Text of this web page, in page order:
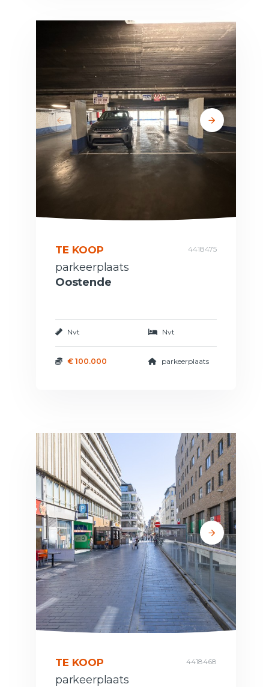
TE KOOP 4418475
parkeerplaats
Oostende
Nvt Nvt
€ 100.000 parkeerplaats
TE KOOP 4418468
parkeerplaats